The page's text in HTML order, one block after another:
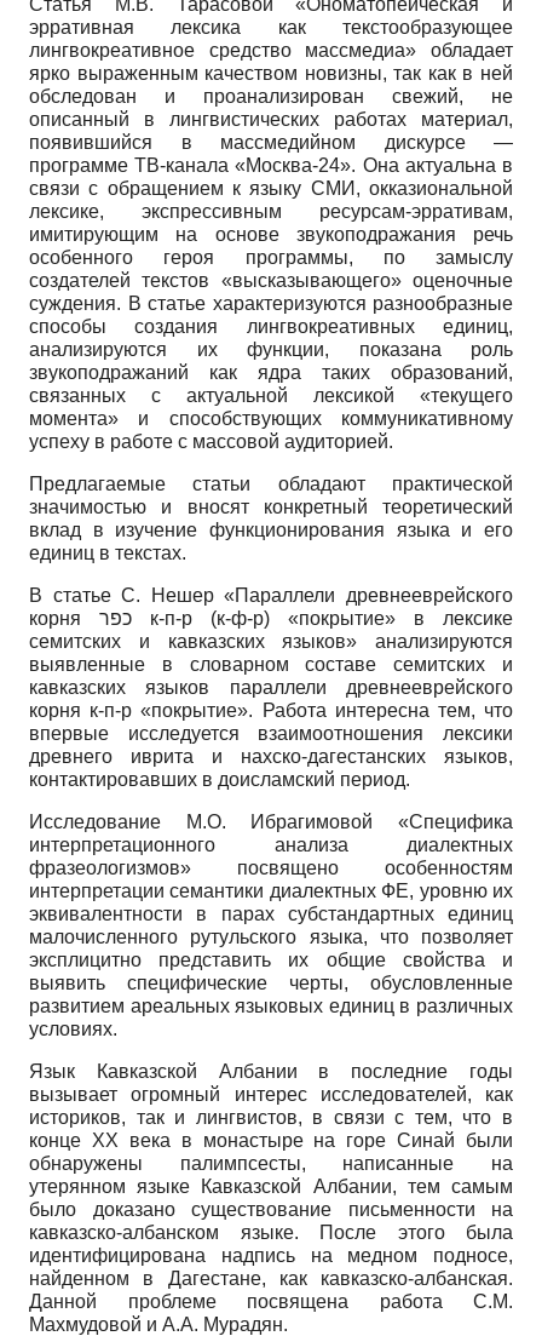
Статья М.В. Тарасовой «Ономатопеическая и
эрративная лексика как текстообразующее
лингвокреативное средство массмедиа» обладает
ярко выраженным качеством новизны, так как в ней
обследован и проанализирован свежий, не
описанный в лингвистических работах материал,
появившийся в массмедийном дискурсе —
программе ТВ-канала «Москва-24». Она актуальна в
связи с обращением к языку СМИ, окказиональной
лексике, экспрессивным ресурсам-эрративам,
имитирующим на основе звукоподражания речь
особенного героя программы, по замыслу
создателей текстов «высказывающего» оценочные
суждения. В статье характеризуются разнообразные
способы создания лингвокреативных единиц,
анализируются их функции, показана роль
звукоподражаний как ядра таких образований,
связанных с актуальной лексикой «текущего
момента» и способствующих коммуникативному
успеху в работе с массовой аудиторией.
Предлагаемые статьи обладают практической
значимостью и вносят конкретный теоретический
вклад в изучение функционирования языка и его
единиц в текстах.
В статье С. Нешер «Параллели древнееврейского
корня כפר к-п-р (к-ф-р) «покрытие» в лексике
семитских и кавказских языков» анализируются
выявленные в словарном составе семитских и
кавказских языков параллели древнееврейского
корня к-п-р «покрытие». Работа интересна тем, что
впервые исследуется взаимоотношения лексики
древнего иврита и нахско-дагестанских языков,
контактировавших в доисламский период.
Исследование М.О. Ибрагимовой «Специфика
интерпретационного анализа диалектных
фразеологизмов» посвящено особенностям
интерпретации семантики диалектных ФЕ, уровню их
эквивалентности в парах субстандартных единиц
малочисленного рутульского языка, что позволяет
эксплицитно представить их общие свойства и
выявить специфические черты, обусловленные
развитием ареальных языковых единиц в различных
условиях.
Язык Кавказской Албании в последние годы
вызывает огромный интерес исследователей, как
историков, так и лингвистов, в связи с тем, что в
конце ХХ века в монастыре на горе Синай были
обнаружены палимпсесты, написанные на
утерянном языке Кавказской Албании, тем самым
было доказано существование письменности на
кавказско-албанском языке. После этого была
идентифицирована надпись на медном подносе,
найденном в Дагестане, как кавказско-албанская.
Данной проблеме посвящена работа С.М.
Махмудовой и А.А. Мурадян.